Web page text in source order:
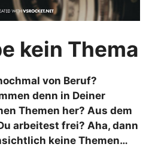
kein Thema
von Beruf?
denn in Deiner
Themen her? Aus dem
arbeitest frei? Aha, dann
keine Themen…